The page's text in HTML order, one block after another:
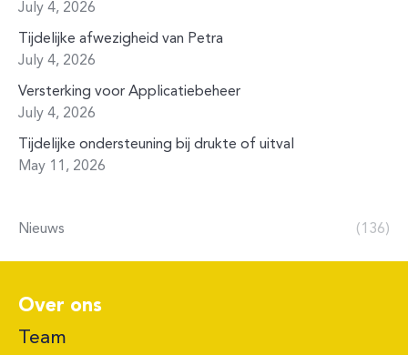
July 4, 2026
Tijdelijke afwezigheid van Petra
July 4, 2026
Versterking voor Applicatiebeheer
July 4, 2026
Tijdelijke ondersteuning bij drukte of uitval
May 11, 2026
Nieuws (136)
Over ons
Team